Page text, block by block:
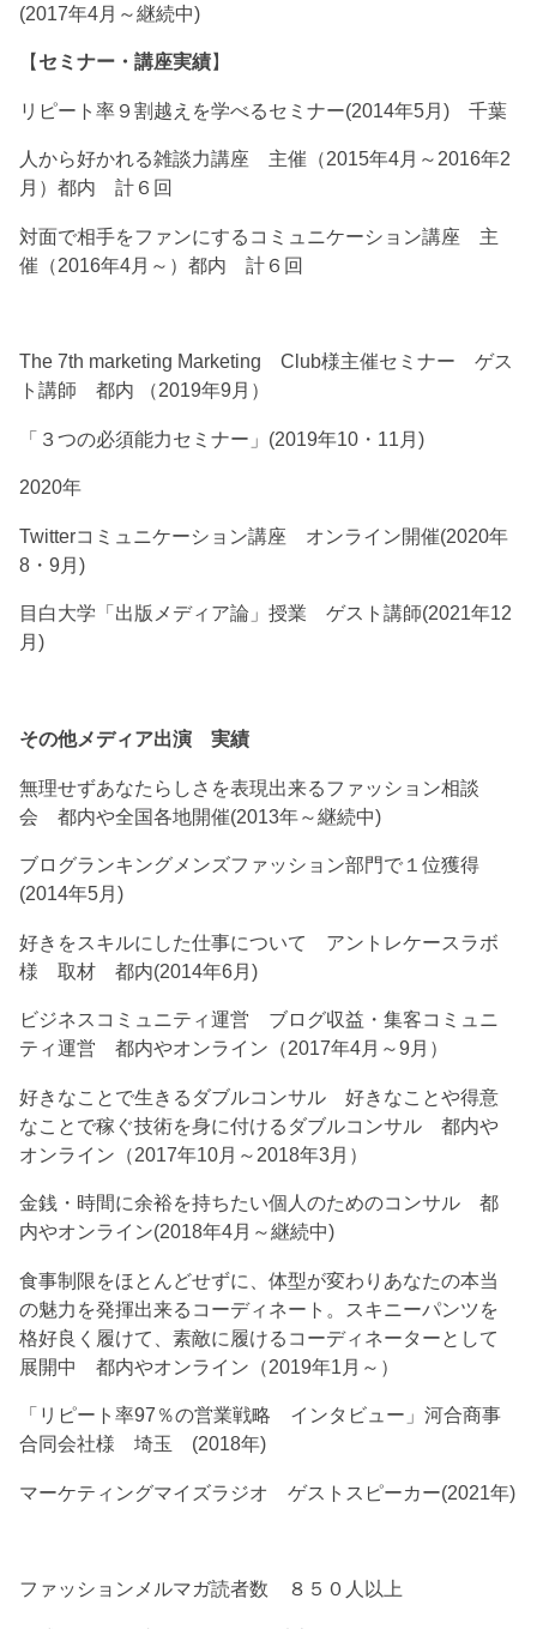
(2017年4月～継続中)
【セミナー・講座実績】
リピート率９割越えを学べるセミナー(2014年5月) 千葉
人から好かれる雑談力講座 主催（2015年4月～2016年2
月）都内 計６回
対面で相手をファンにするコミュニケーション講座 主
催（2016年4月～）都内 計６回
The 7th marketing Marketing Club様主催セミナー ゲス
ト講師 都内 （2019年9月）
「３つの必須能力セミナー」(2019年10・11月)
2020年
Twitterコミュニケーション講座 オンライン開催(2020年
8・9月)
目白大学「出版メディア論」授業 ゲスト講師(2021年12
月)
その他メディア出演 実績
無理せずあなたらしさを表現出来るファッション相談
会 都内や全国各地開催(2013年～継続中)
ブログランキングメンズファッション部門で１位獲得
(2014年5月)
好きをスキルにした仕事について アントレケースラボ
様 取材 都内(2014年6月)
ビジネスコミュニティ運営 ブログ収益・集客コミュニ
ティ運営 都内やオンライン（2017年4月～9月）
好きなことで生きるダブルコンサル 好きなことや得意
なことで稼ぐ技術を身に付けるダブルコンサル 都内や
オンライン（2017年10月～2018年3月）
金銭・時間に余裕を持ちたい個人のためのコンサル 都
内やオンライン(2018年4月～継続中)
食事制限をほとんどせずに、体型が変わりあなたの本当
の魅力を発揮出来るコーディネート。スキニーパンツを
格好良く履けて、素敵に履けるコーディネーターとして
展開中 都内やオンライン（2019年1月～）
「リピート率97％の営業戦略 インタビュー」河合商事
合同会社様 埼玉 (2018年)
マーケティングマイズラジオ ゲストスピーカー(2021年)
ファッションメルマガ読者数 ８５０人以上